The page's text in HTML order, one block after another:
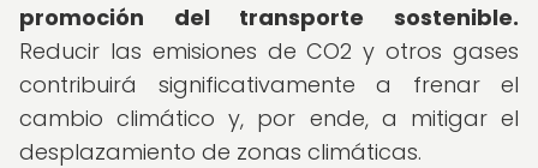
promoción del transporte sostenible.
Reducir las emisiones de CO2 y otros gases
contribuirá significativamente a frenar el
cambio climático y, por ende, a mitigar el
desplazamiento de zonas climáticas.